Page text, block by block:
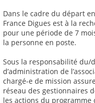
Dans le cadre du départ
France Digues est à la
pour une période de 7
la personne en poste.
Sous la responsabilité du/
d’administration de
chargé-e de mission
réseau des gestionnaires
les actions du programme